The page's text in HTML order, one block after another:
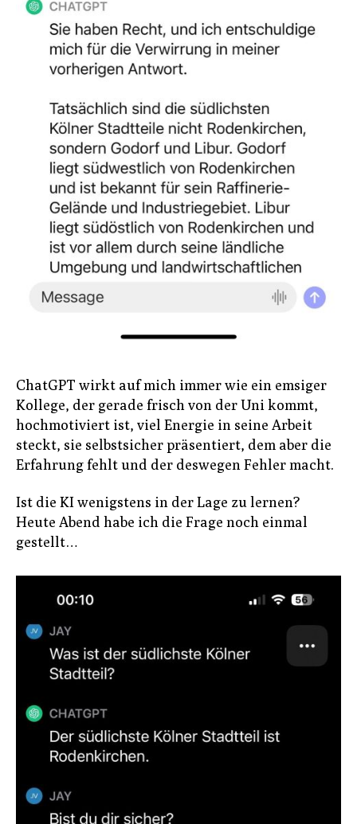
ChatGPT wirkt auf mich immer wie ein emsiger
Kollege, der gerade frisch von der Uni kommt,
hochmotiviert ist, viel Energie in seine Arbeit
steckt, sie selbstsicher präsentiert, dem aber die
Erfahrung fehlt und der deswegen Fehler macht.
Ist die KI wenigstens in der Lage zu lernen?
Heute Abend habe ich die Frage noch einmal
gestellt…